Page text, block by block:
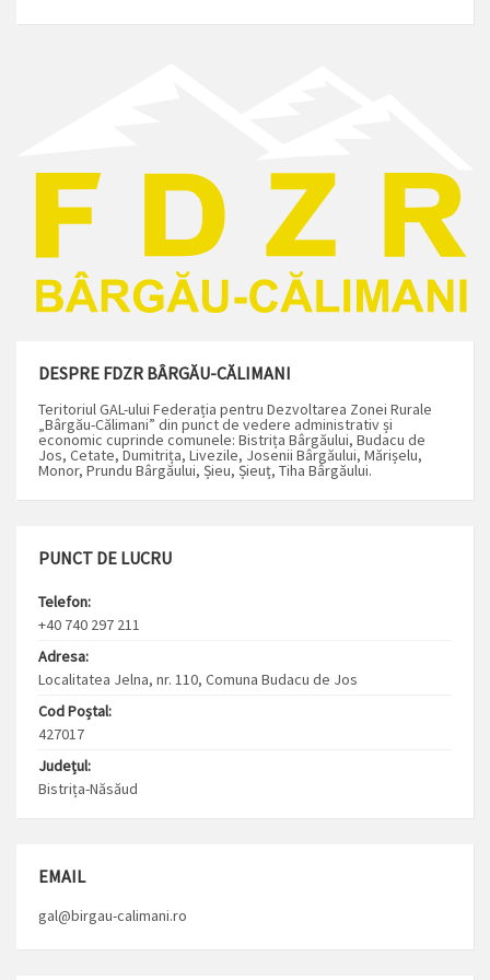
DESPRE FDZR BÂRGĂU-CĂLIMANI
Teritoriul GAL-ului Federația pentru Dezvoltarea Zonei Rurale
„Bârgău-Călimani” din punct de vedere administrativ și
economic cuprinde comunele: Bistrița Bârgăului, Budacu de
Jos, Cetate, Dumitrița, Livezile, Josenii Bârgăului, Mărișelu,
Monor, Prundu Bârgăului, Șieu, Șieuț, Tiha Bârgăului.
PUNCT DE LUCRU
Telefon:
+40 740 297 211
Adresa:
Localitatea Jelna, nr. 110, Comuna Budacu de Jos
Cod Poștal:
427017
Județul:
Bistrița-Năsăud
EMAIL
gal@birgau-calimani.ro